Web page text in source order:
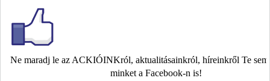
Ne maradj le az ACKIÓINKról, aktualitásainkról, híreinkről Te
minket a Facebook-n is!